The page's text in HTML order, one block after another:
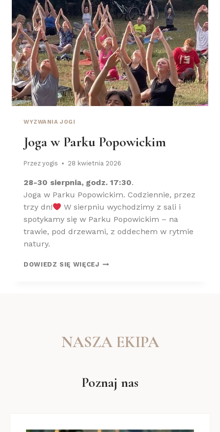
R
K
U
S
Z
W
E
D
Z
K
I
WYZWANIA JOGI
Joga w Parku Popowickim
Przez yogis 28 kwietnia 2026
28-30 sierpnia, godz. 17:30.
Joga w Parku Popowickim. Codziennie, przez
trzy dn!
W sierpniu wychodzimy z sali i
spotykamy się w Parku Popowickim – na
trawie, pod drzewami, z oddechem w rytmie
natury.
DOWIEDZ SIĘ WIĘCEJJ
K
P
K
NASZA EKIPA
Poznaj nas